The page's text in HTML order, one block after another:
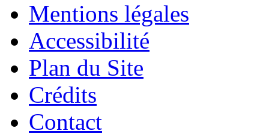
Mentions légales
Accessibilité
Plan du Site
Crédits
Contact